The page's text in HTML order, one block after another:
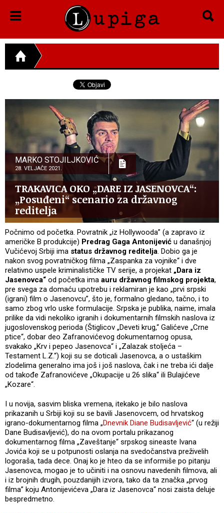
MARKO STOJILJKOVIĆ
28. VELJAČE 2021.
TRAKAVICA OKO „DARE IZ JASENOVCA“:
„Posuđeni“ scenario za državnog
reditelja
Počnimo od početka. Povratnik „iz Hollywooda” (a zapravo iz
američke B produkcije) Predrag Gaga Antonijević u današnjoj
Vučićevoj Srbiji ima status državnog reditelja. Dobio ga je
nakon svog povratničkog filma „Zaspanka za vojnike“ i dve
relativno uspele kriminalističke TV serije, a projekat „Dara iz
Jasenovca“ od početka ima auru državnog filmskog projekta,
pre svega za domaću upotrebu i reklamiran je kao „prvi srpski
(igrani) film o Jasenovcu”, što je, formalno gledano, tačno, i to
samo zbog vrlo uske formulacije. Srpska je publika, naime, imala
prilike da vidi nekoliko igranih i dokumentarnih filmskih naslova iz
jugoslovenskog perioda (Štiglicov „Deveti krug,“ Galićeve „Crne
ptice“, dobar deo Zafranovićevog dokumentarnog opusa,
svakako „Krv i pepeo Jasenovca“ i „Zalazak stoljeća –
Testament L.Z.“) koji su se doticali Jasenovca, a o ustaškim
zlodelima generalno ima još i još naslova, čak i ne treba ići dalje
od takođe Zafranovićeve „Okupacije u 26 slika“ ili Bulajićeve
„Kozare“.
I u novija, sasvim bliska vremena, itekako je bilo naslova
prikazanih u Srbiji koji su se bavili Jasenovcem, od hrvatskog
igrano-dokumentarnog filma „Dnevnik Diane Budisavljević“ (u režiji
Dane Budisavljević), do na ovom portalu prikazanog
dokumentarnog filma „Zaveštanje“ srpskog sineaste Ivana
Jovića koji se u potpunosti oslanja na svedočanstva preživelih
logoraša, tada dece. Onaj ko je hteo da se informiše po pitanju
Jasenovca, mogao je to učiniti i na osnovu navedenih filmova, ali
i iz brojnih drugih, pouzdanijih izvora, tako da ta značka „prvog
filma” koju Antonijevićeva „Dara iz Jasenovca“ nosi zaista deluje
bespredmetno.